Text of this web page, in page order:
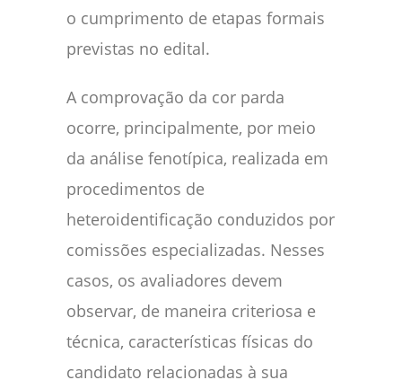
o cumprimento de etapas formais
previstas no edital.
A comprovação da cor parda
ocorre, principalmente, por meio
da análise fenotípica, realizada em
procedimentos de
heteroidentificação conduzidos por
comissões especializadas. Nesses
casos, os avaliadores devem
observar, de maneira criteriosa e
técnica, características físicas do
candidato relacionadas à sua